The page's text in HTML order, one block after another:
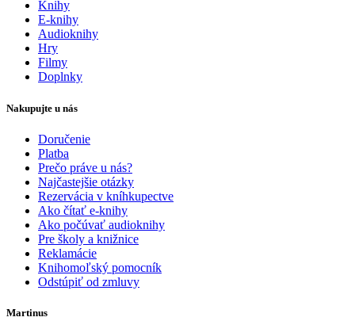
Knihy
E-knihy
Audioknihy
Hry
Filmy
Doplnky
Nakupujte u nás
Doručenie
Platba
Prečo práve u nás?
Najčastejšie otázky
Rezervácia v kníhkupectve
Ako čítať e-knihy
Ako počúvať audioknihy
Pre školy a knižnice
Reklamácie
Knihomoľský pomocník
Odstúpiť od zmluvy
Martinus